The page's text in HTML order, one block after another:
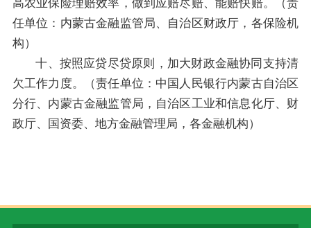
高农业保险理赔效率，做到应赔尽赔、能赔快赔。（责
任单位：内蒙古金融监管局、自治区财政厅，各保险机
构）
十、按照应贷尽贷原则，加大财政金融协同支持清
欠工作力度。（责任单位：中国人民银行内蒙古自治区
分行、内蒙古金融监管局，自治区工业和信息化厅、财
政厅、国资委、地方金融管理局，各金融机构）